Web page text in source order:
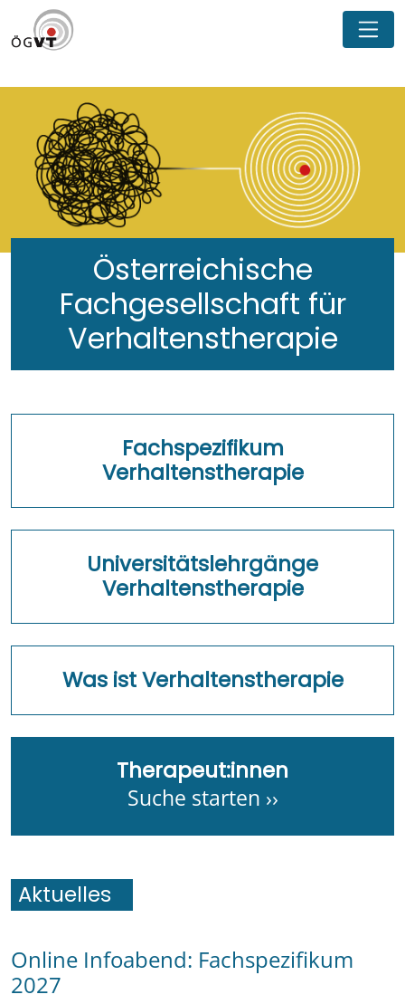
Österreichische
Fachgesellschaft für
Verhaltenstherapie
Fachspezifikum
Verhaltenstherapie
Universitätslehrgänge
Verhaltenstherapie
Was ist Verhaltenstherapie
Therapeut:innen
Suche starten ››
Aktuelles
Online Infoabend: Fachspezifikum
2027